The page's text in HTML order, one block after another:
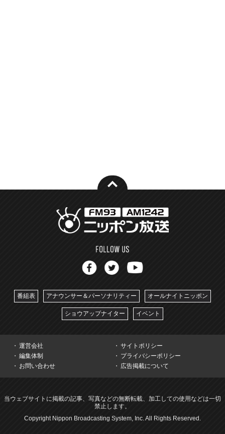
番組表 アナウンサー＆パーソナリティー オールナイトニッポン
ショウアップナイター イベント
運営会社
サイトポリシー
編集体制
プライバシーポリシー
お問い合わせ
広告掲載について
当ウェブサイトに掲載の記事、写真などの無断転載、加工しての使用などは一切
禁止します。
Copyright Nippon Broadcasting System, Inc. All Rights Reserved.